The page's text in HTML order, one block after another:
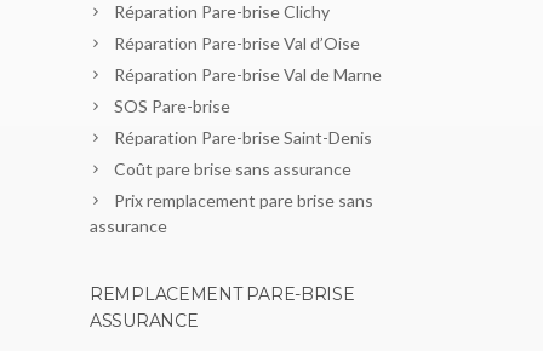
Réparation Pare-brise Clichy
Réparation Pare-brise Val d’Oise
Réparation Pare-brise Val de Marne
SOS Pare-brise
Réparation Pare-brise Saint-Denis
Coût pare brise sans assurance
Prix remplacement pare brise sans
assurance
REMPLACEMENT PARE-BRISE
ASSURANCE